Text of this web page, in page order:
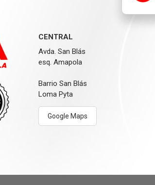
CENTRAL
Avda. San Blás
esq. Amapola
Barrio San Blás
Loma Pyta
Google Maps